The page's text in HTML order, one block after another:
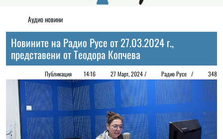
Аудио новини
Новините на Радио Русе от 27.03.2024 г.,
представени от Теодора Копчева
Публикация 14:16 27 Март, 2024 / Радио Русе / 348